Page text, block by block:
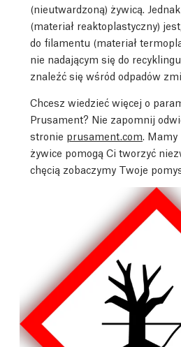
(nieutwardzoną) żywicą.
(materiał reaktoplastyczny)
do filamentu (materiał
nie nadającym się do
znaleźć się wśród odpadów
Chcesz wiedzieć więcej o
Prusament? Nie zapomnij
stronie prusament.com .
żywice pomogą Ci tworzyć
chęcią zobaczymy Twoje